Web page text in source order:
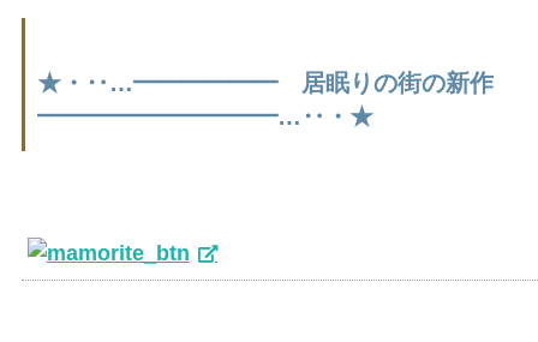
★・‥…━━━━━━ 居眠りの街の新作
━━━━━━━━━━…‥・★